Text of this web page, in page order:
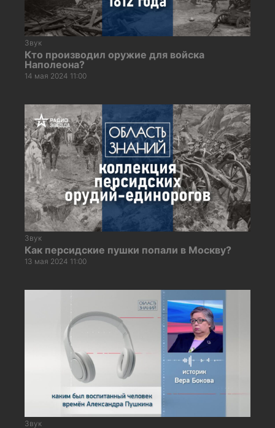
Звук
Кто производил оружие для войска
Наполеона?
14 мая 2024 11:00
Звук
Как персидские пушки попали в Москву?
13 мая 2024 11:00
Звук